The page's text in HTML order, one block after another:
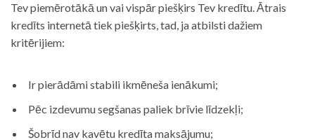
Tev piemērotākā un vai vispār piešķirs Tev kredītu. Ātrais
kredīts internetā tiek piešķirts, tad, ja atbilsti dažiem
kritērijiem:
Ir pierādāmi stabili ikmēneša ienākumi;
Pēc izdevumu segšanas paliek brīvie līdzekļi;
Šobrīd nav kavētu kredīta maksājumu;